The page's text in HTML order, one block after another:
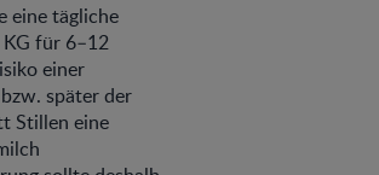
eine tägliche
für 6–12
einer
später der
Stillen eine